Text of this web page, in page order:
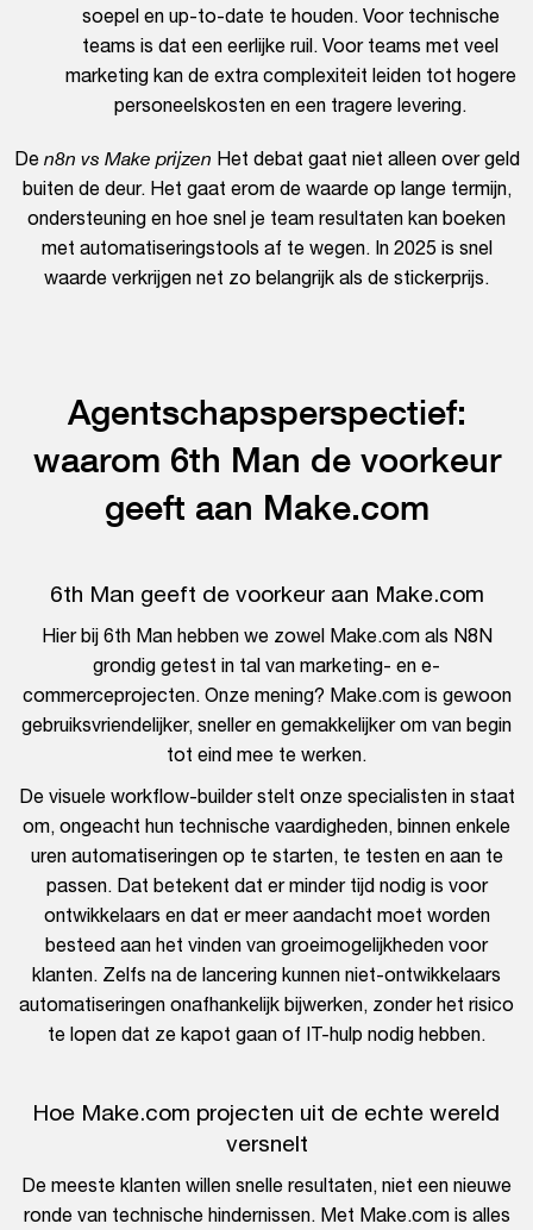
soepel en up-to-date te houden. Voor technische
teams is dat een eerlijke ruil. Voor teams met veel
marketing kan de extra complexiteit leiden tot hogere
personeelskosten en een tragere levering.
De n8n vs Make prijzen Het debat gaat niet alleen over geld
buiten de deur. Het gaat erom de waarde op lange termijn,
ondersteuning en hoe snel je team resultaten kan boeken
met automatiseringstools af te wegen. In 2025 is snel
waarde verkrijgen net zo belangrijk als de stickerprijs.
Agentschapsperspectief:
waarom 6th Man de voorkeur
geeft aan Make.com
6th Man geeft de voorkeur aan Make.com
Hier bij 6th Man hebben we zowel Make.com als N8N
grondig getest in tal van marketing- en e-
commerceprojecten. Onze mening? Make.com is gewoon
gebruiksvriendelijker, sneller en gemakkelijker om van begin
tot eind mee te werken.
De visuele workflow-builder stelt onze specialisten in staat
om, ongeacht hun technische vaardigheden, binnen enkele
uren automatiseringen op te starten, te testen en aan te
passen. Dat betekent dat er minder tijd nodig is voor
ontwikkelaars en dat er meer aandacht moet worden
besteed aan het vinden van groeimogelijkheden voor
klanten. Zelfs na de lancering kunnen niet-ontwikkelaars
automatiseringen onafhankelijk bijwerken, zonder het risico
te lopen dat ze kapot gaan of IT-hulp nodig hebben.
Hoe Make.com projecten uit de echte wereld
versnelt
De meeste klanten willen snelle resultaten, niet een nieuwe
ronde van technische hindernissen. Met Make.com is alles